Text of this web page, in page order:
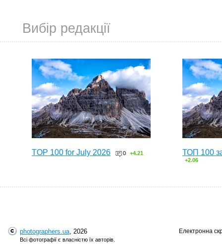
Вибір редакції
TOP 100 for July 2026 0 +4.21 ТОП 100
+2.06
photographers.ua, 2026
Всі фотографії є власністю їх авторів.
Електронна